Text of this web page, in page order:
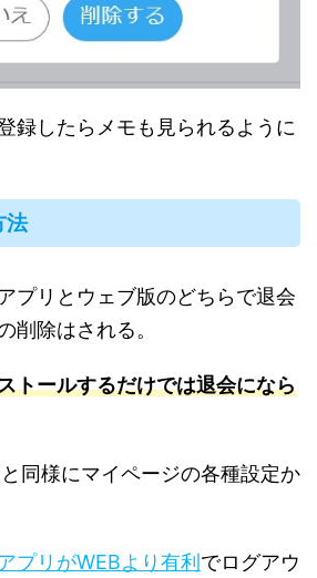
録したらメモも見られるように
法
プリとウェブ版のどちらで退会
削除はされる。
トールするだけでは退会になら
同様にマイページの各種設定か
プリがWEBより有利でログアウ